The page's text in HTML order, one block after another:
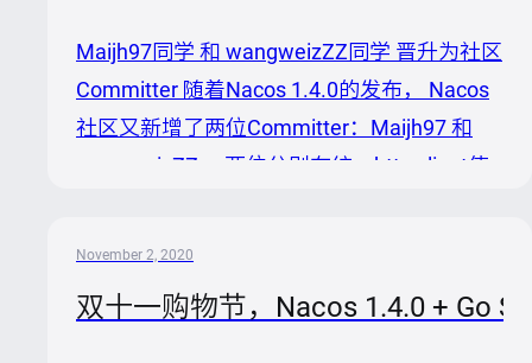
Maijh97同学 和 wangweizZZ同学 晋升为社区
Committer 随着Nacos 1.4.0的发布， Nacos
社区又新增了两位Committer：Maijh97 和
wangweizZZ。 两位分别在统一http client使
区欢迎更多愿意参与共建的小伙伴加入，包括
November 2, 2020
双十一购物节，Nacos 1.4.0 + Go